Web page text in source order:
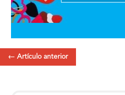
← Artículo anterior